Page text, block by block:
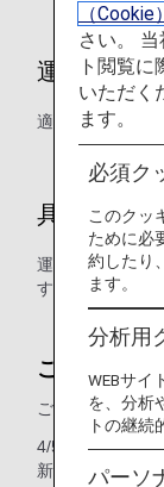
運賃適用基
適用基準はご購
具体例
運賃計算ルール
す。
ご購入時
ご購入日にて、
4/5に往路（4/
新千歳-羽田）の
（
さい。
ト閲覧
いただく
ます。
必須ク
このクッ
ために必
約したり
ます。
分析用
WEBサイ
を、分析
トの継続
パーソ